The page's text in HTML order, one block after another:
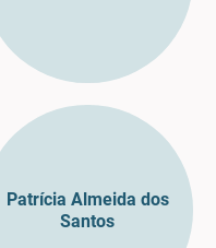
Patrícia Almeida dos
Santos